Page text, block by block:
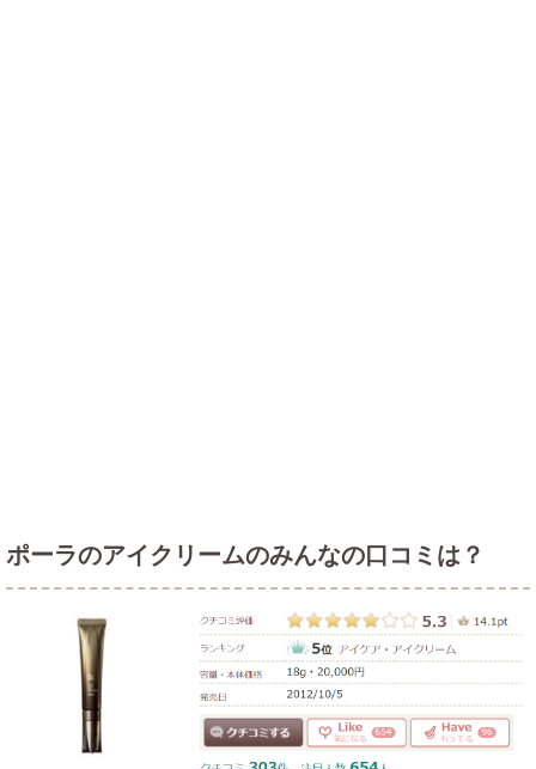
ポーラのアイクリームのみんなの口コミは？